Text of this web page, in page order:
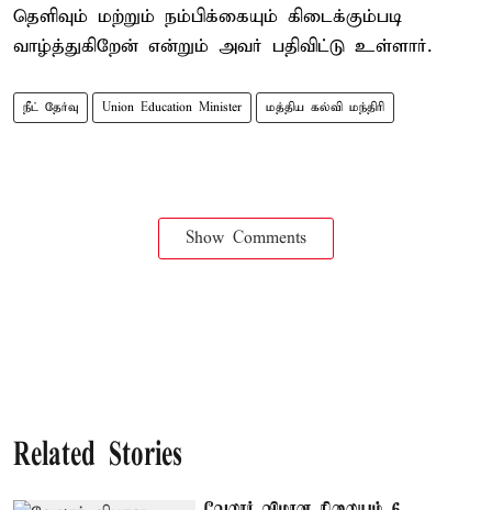
தெளிவும் மற்றும் நம்பிக்கையும் கிடைக்கும்படி
வாழ்த்துகிறேன் என்றும் அவர் பதிவிட்டு உள்ளார்.
நீட் தேர்வு Union Education Minister மத்திய கல்வி மந்திரி
Show Comments
Related Stories